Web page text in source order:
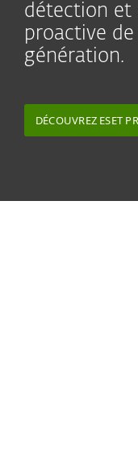
détection et
proactive
génération.
DÉCOUVREZ ESET